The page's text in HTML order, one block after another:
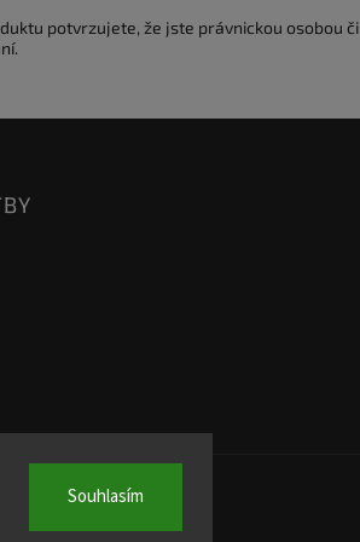
Souhlasím
potvrzujete, že jste právnickou osobou či